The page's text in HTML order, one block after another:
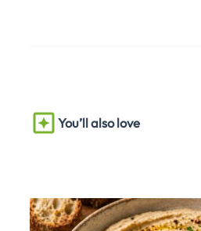
You’ll also love